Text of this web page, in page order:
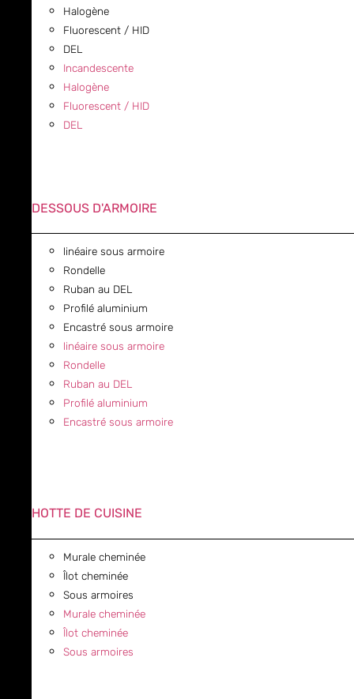
Halogène
Fluorescent / HID
DEL
Incandescente
Halogène
Fluorescent / HID
DEL
DESSOUS D'ARMOIRE
linéaire sous armoire
Rondelle
Ruban au DEL
Profilé aluminium
Encastré sous armoire
linéaire sous armoire
Rondelle
Ruban au DEL
Profilé aluminium
Encastré sous armoire
HOTTE DE CUISINE
Murale cheminée
Îlot cheminée
Sous armoires
Murale cheminée
Îlot cheminée
Sous armoires